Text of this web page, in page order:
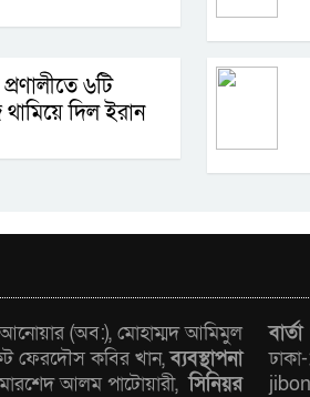
৬টি
দিল ইরান
(অব:), মোহাম্মদ আমিমুল
ফেরদৌস কবির খান,ব্যবস্থাপনা
আলম পাটোয়ারী,সিনিয়র